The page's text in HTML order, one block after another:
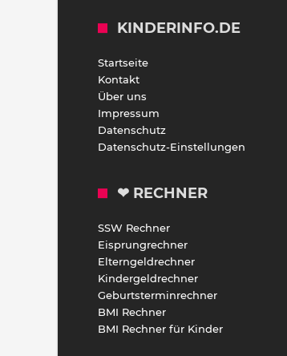
KINDERINFO.DE
Startseite
Kontakt
Über uns
Impressum
Datenschutz
Datenschutz-Einstellungen
❤ RECHNER
SSW Rechner
Eisprungrechner
Elterngeldrechner
Kindergeldrechner
Geburtsterminrechner
BMI Rechner
BMI Rechner für Kinder